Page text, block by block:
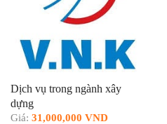
Dịch vụ trong ngành xây
dựng
Giá: 31,000,000 VND